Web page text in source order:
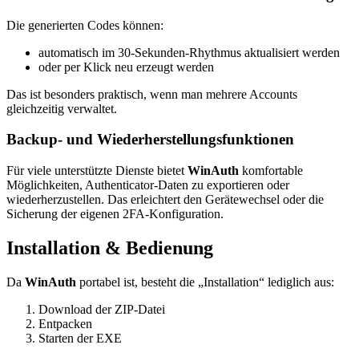
Die generierten Codes können:
automatisch im 30‑Sekunden‑Rhythmus aktualisiert werden
oder per Klick neu erzeugt werden
Das ist besonders praktisch, wenn man mehrere Accounts
gleichzeitig verwaltet.
Backup‑ und Wiederherstellungsfunktionen
Für viele unterstützte Dienste bietet WinAuth komfortable
Möglichkeiten, Authenticator‑Daten zu exportieren oder
wiederherzustellen. Das erleichtert den Gerätewechsel oder die
Sicherung der eigenen 2FA‑Konfiguration.
Installation & Bedienung
Da WinAuth portabel ist, besteht die „Installation“ lediglich aus:
Download der ZIP‑Datei
Entpacken
Starten der EXE